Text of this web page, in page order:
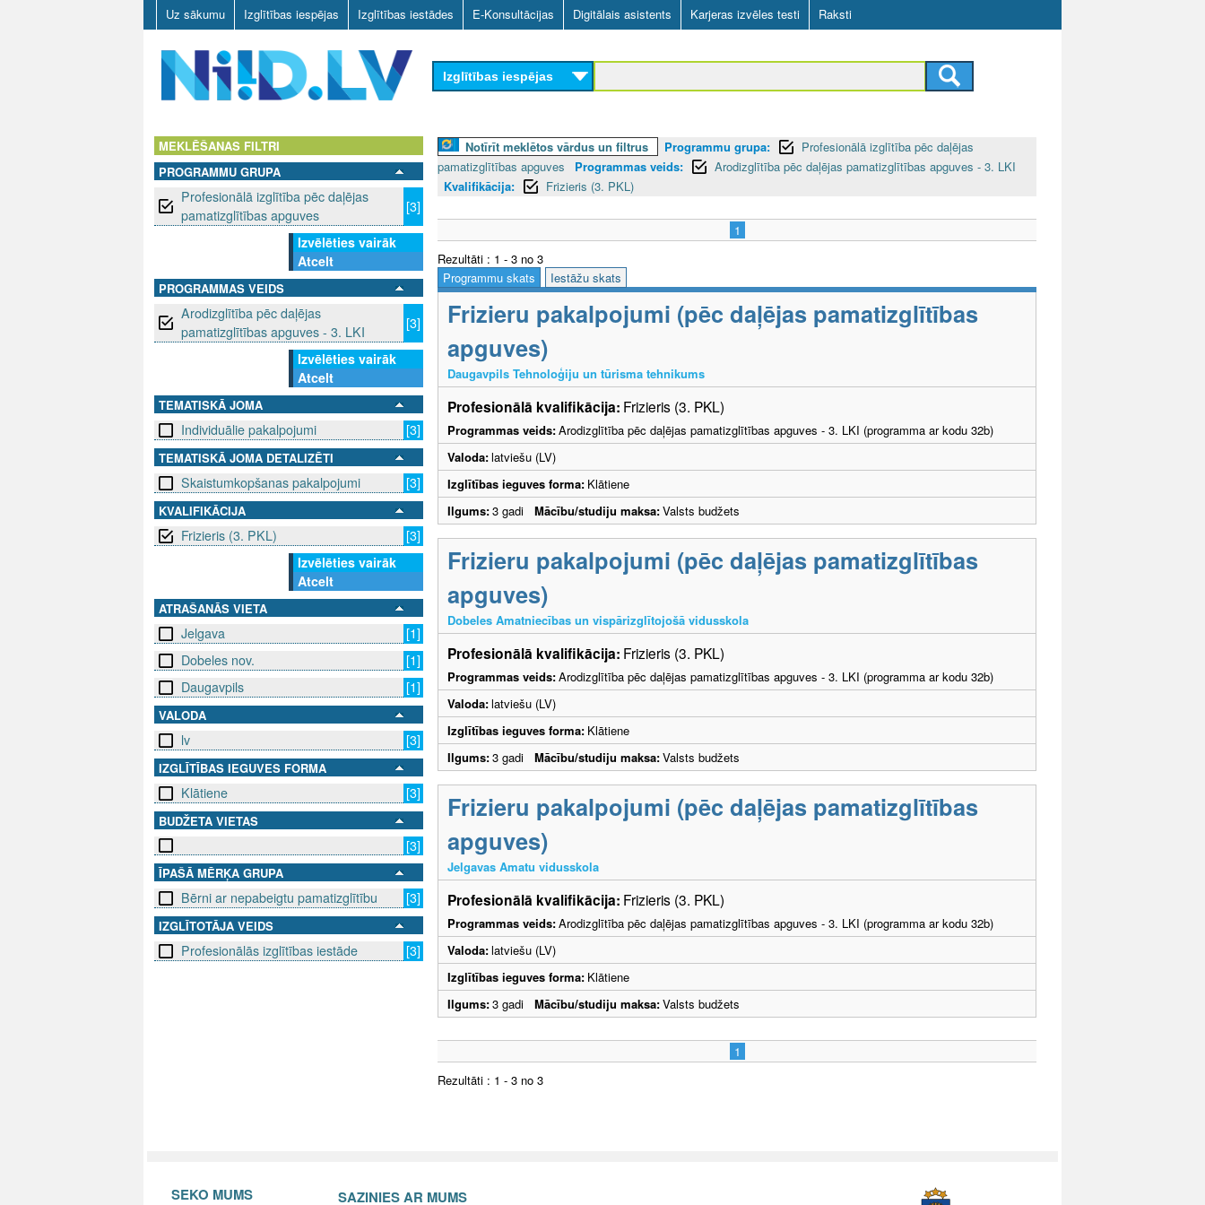
Skip
to
main
content
Uz sākumu Izglītības iespējas Izglītības iestādes E-Konsultācijas Digitālais asistents Karjeras izvēles testi Raksti
D
L
Izglītības iespējas
MEKLĒŠANAS FILTRI
PROGRAMMU GRUPA
Profesionālā izglītība pēc daļējas
pamatizglītības apguves
[3]
Izvēlēties vairāk
Atcelt
PROGRAMMAS VEIDS
Arodizglītība pēc daļējas
pamatizglītības apguves - 3. LKI
[3]
Izvēlēties vairāk
Atcelt
TEMATISKĀ JOMA
Individuālie pakalpojumi [3]
TEMATISKĀ JOMA DETALIZĒTI
Skaistumkopšanas pakalpojumi [3]
KVALIFIKĀCIJA
Frizieris (3. PKL)
[3]
Izvēlēties vairāk
Atcelt
ATRAŠANĀS VIETA
Jelgava
[1]
Dobeles nov.
[1]
Daugavpils
[1]
VALODA
lv [3]
IZGLĪTĪBAS IEGUVES FORMA
Klātiene [3]
BUDŽETA VIETAS
[3]
ĪPAŠĀ MĒRĶA GRUPA
Bērni ar nepabeigtu pamatizglītību [3]
IZGLĪTOTĀJA VEIDS
Profesionālās izglītības iestāde [3]
Notīrīt meklētos vārdus un filtrus Programmu grupa:
Profesionālā izglītība pēc daļējas
pamatizglītības apguves
Programmas veids:
Arodizglītība pēc daļējas pamatizglītības apguves - 3. LKI
Kvalifikācija:
Frizieris (3. PKL)
1
Rezultāti : 1 - 3 no 3
Programmu skats
Iestāžu skats
Frizieru pakalpojumi (pēc daļējas pamatizglītības
apguves)
Daugavpils Tehnoloģiju un tūrisma tehnikums
Profesionālā kvalifikācija: Frizieris (3. PKL)
Programmas veids:Arodizglītība pēc daļējas pamatizglītības apguves - 3. LKI (programma ar kodu 32b)
Valoda:latviešu (LV)
Izglītības ieguves forma: Klātiene
Ilgums:3 gadi Mācību/studiju maksa:Valsts budžets
Frizieru pakalpojumi (pēc daļējas pamatizglītības
apguves)
Dobeles Amatniecības un vispārizglītojošā vidusskola
Profesionālā kvalifikācija: Frizieris (3. PKL)
Programmas veids:Arodizglītība pēc daļējas pamatizglītības apguves - 3. LKI (programma ar kodu 32b)
Valoda:latviešu (LV)
Izglītības ieguves forma: Klātiene
Ilgums:3 gadi Mācību/studiju maksa:Valsts budžets
Frizieru pakalpojumi (pēc daļējas pamatizglītības
apguves)
Jelgavas Amatu vidusskola
Profesionālā kvalifikācija: Frizieris (3. PKL)
Programmas veids:Arodizglītība pēc daļējas pamatizglītības apguves - 3. LKI (programma ar kodu 32b)
Valoda:latviešu (LV)
Izglītības ieguves forma: Klātiene
Ilgums:3 gadi Mācību/studiju maksa:Valsts budžets
1
Rezultāti : 1 - 3 no 3
SEKO MUMS SAZINIES AR MUMS